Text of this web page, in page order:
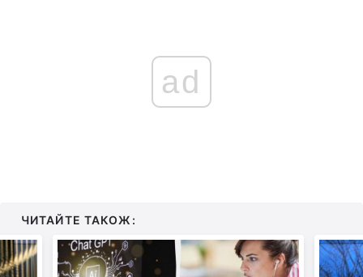
ad
ЧИТАЙТЕ ТАКОЖ: